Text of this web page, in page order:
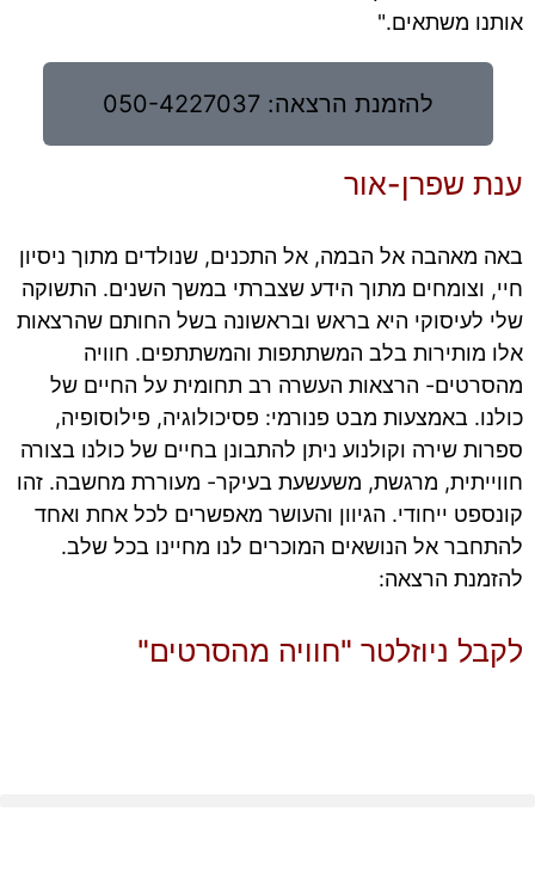
אותנו משתאים."
להזמנת הרצאה: 050-4227037
ענת שפרן-אור
באה מאהבה אל הבמה, אל התכנים, שנולדים מתוך ניסיון
חיי, וצומחים מתוך הידע שצברתי במשך השנים. התשוקה
שלי לעיסוקי היא בראש ובראשונה בשל החותם שהרצאות
אלו מותירות בלב המשתתפות והמשתתפים. חוויה
מהסרטים- הרצאות העשרה רב תחומית על החיים של
כולנו. באמצעות מבט פנורמי: פסיכולוגיה, פילוסופיה,
ספרות שירה וקולנוע ניתן להתבונן בחיים של כולנו בצורה
חווייתית, מרגשת, משעשעת בעיקר- מעוררת מחשבה. זהו
קונספט ייחודי. הגיוון והעושר מאפשרים לכל אחת ואחד
להתחבר אל הנושאים המוכרים לנו מחיינו בכל שלב.
להזמנת הרצאה:
לקבל ניוזלטר "חוויה מהסרטים"